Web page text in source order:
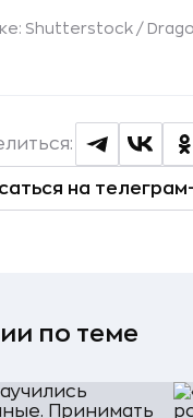
Shutterstock /
на
по теме